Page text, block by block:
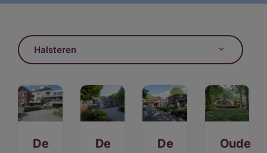
Halsteren
Bergen op Zoom
Halsteren
Roosendaal
Steenbergen
De
De
De
Oude